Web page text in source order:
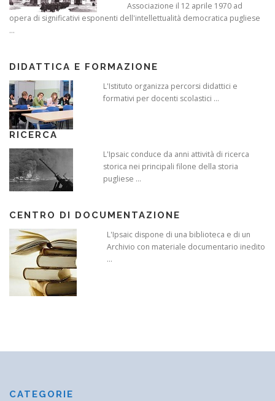
Associazione il 12 aprile 1970 ad
opera di significativi esponenti dell'intellettualità democratica pugliese
...
DIDATTICA E FORMAZIONE
L'Istituto organizza percorsi didattici e
formativi per docenti scolastici ...
RICERCA
L'Ipsaic conduce da anni attività di ricerca
storica nei principali filone della storia
pugliese ...
CENTRO DI DOCUMENTAZIONE
L'Ipsaic dispone di una biblioteca e di un
Archivio con materiale documentario inedito
...
CATEGORIE